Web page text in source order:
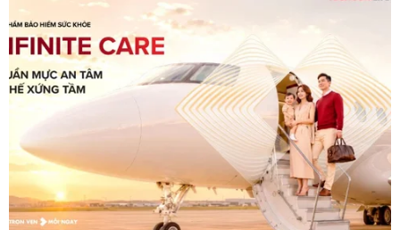
Hoặc bạn có thể tết đuôi sam rồi nhấn nhá thêm cho mái tóc
bằng vài chiếc kẹp hoa xinh xinh.